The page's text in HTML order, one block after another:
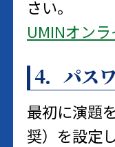
さい。
UMINオン
4．パス
最初に演題
奨）を設定